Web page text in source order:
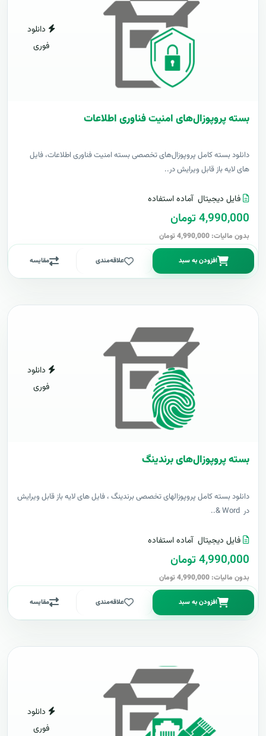
دانلود
فوری
بسته پروپوزال‌های امنیت فناوری اطلاعات
دانلود بسته کامل پروپوزال‌های تخصصی بسته امنیت فناوری اطلاعات، فایل
های لایه باز قابل ویرایش در..
فایل دیجیتال آماده استفاده
4,990,000 تومان
بدون مالیات: 4,990,000 تومان
افزودن به سبد علاقه‌مندی مقایسه
دانلود
فوری
بسته پروپوزال‌های برندینگ
دانلود بسته کامل پروپوزالهای تخصصی برندینگ ، فایل های لایه باز قابل ویرایش
در Word &..
فایل دیجیتال آماده استفاده
4,990,000 تومان
بدون مالیات: 4,990,000 تومان
افزودن به سبد علاقه‌مندی مقایسه
دانلود
فوری